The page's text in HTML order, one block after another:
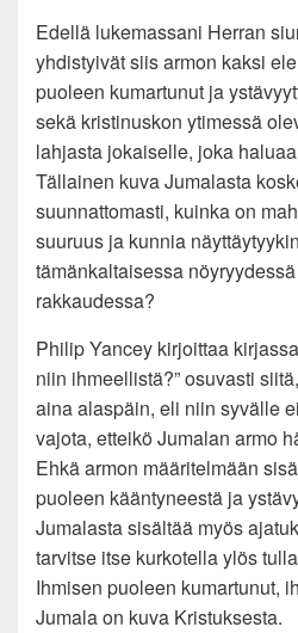
Edellä lukemassani Herran
yhdistyivät siis armon kaksi
puoleen kumartunut ja
sekä kristinuskon ytimessä
lahjasta jokaiselle, joka
Tällainen kuva Jumalasta
suunnattomasti, kuinka on
suuruus ja kunnia
tämänkaltaisessa
rakkaudessa?
Philip Yancey kirjoittaa
niin ihmeellistä?” osuvasti
aina alaspäin, eli niin syvälle
vajota, etteikö Jumalan armo
Ehkä armon määritelmään
puoleen kääntyneestä ja
Jumalasta sisältää myös
tarvitse itse kurkotella ylös
Ihmisen puoleen kumartunut,
Jumala on kuva Kristuksesta.